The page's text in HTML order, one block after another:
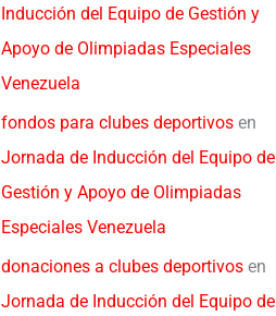
Inducción del Equipo de Gestión y
Apoyo de Olimpiadas Especiales
Venezuela
fondos para clubes deportivos en
Jornada de Inducción del Equipo de
Gestión y Apoyo de Olimpiadas
Especiales Venezuela
donaciones a clubes deportivos en
Jornada de Inducción del Equipo de